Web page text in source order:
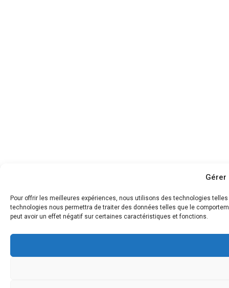
Gérer
Pour offrir les meilleures expériences, nous utilisons des technologies
technologies nous permettra de traiter des données telles que le
peut avoir un effet négatif sur certaines caractéristiques et fonctions.